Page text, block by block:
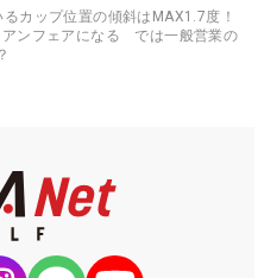
るカップ位置の傾斜はMAX1.7度！
アンフェアになる では一般営業の